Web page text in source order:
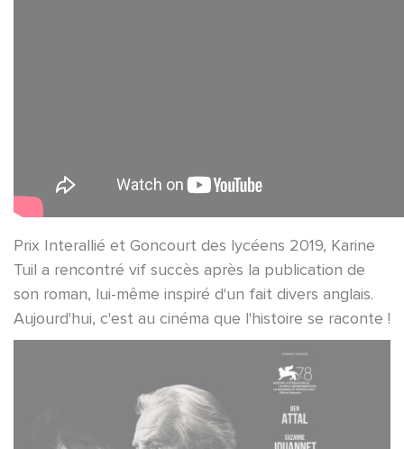
Prix Interallié et Goncourt des lycéens 2019, Karine
Tuil a rencontré vif succès après la publication de
son roman, lui-même inspiré d'un fait divers anglais.
Aujourd'hui, c'est au cinéma que l'histoire se raconte !